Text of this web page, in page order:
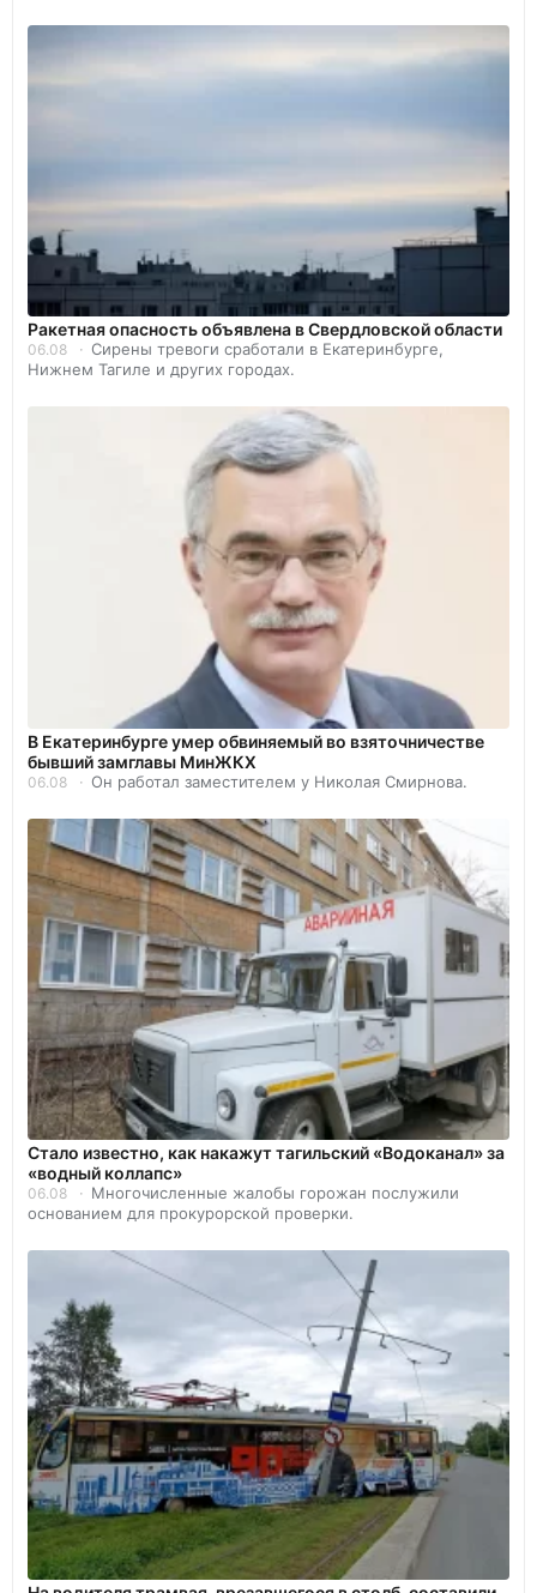
️Ракетная опасность объявлена в Свердловской области
06.08
Сирены тревоги сработали в Екатеринбурге,
Нижнем Тагиле и других городах.
В Екатеринбурге умер обвиняемый во взяточничестве
бывший замглавы МинЖКХ
06.08 Он работал заместителем у Николая Смирнова.
Стало известно, как накажут тагильский «Водоканал» за
«водный коллапс»
06.08
Многочисленные жалобы горожан послужили
основанием для прокурорской проверки.